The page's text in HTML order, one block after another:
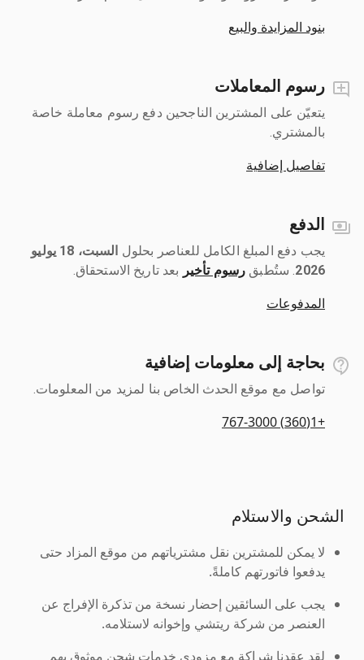
بنود المزايدة والبيع
رسوم المعاملات
يتعيّن على المشترين الناجحين دفع رسوم معاملة خاصة
بالمشتري.
تفاصيل إضافية
الدفع
يجب دفع المبلغ الكامل للعناصر بحلول ‎
السبت، 18 يوليو
2026
رسوم تأخير بعد تاريخ الاستحقاق.
المدفوعات
بحاجة إلى معلومات إضافية
تواصل مع موقع الحدث الخاص بنا لمزيد من المعلومات.
+1(360) 767-3000
الشحن والاستلام
لا يمكن للمشترين نقل مشترياتهم من موقع المزاد حتى
يدفعوا فاتورتهم كاملةً.
يجب على السائقين إحضار نسخة من تذكرة الإفراج عن
العنصر من شركة ريتشي وإخوانه لاستلامه.
لقد عقدنا شراكة مع مزودي خدمات شحن موثوق بهم